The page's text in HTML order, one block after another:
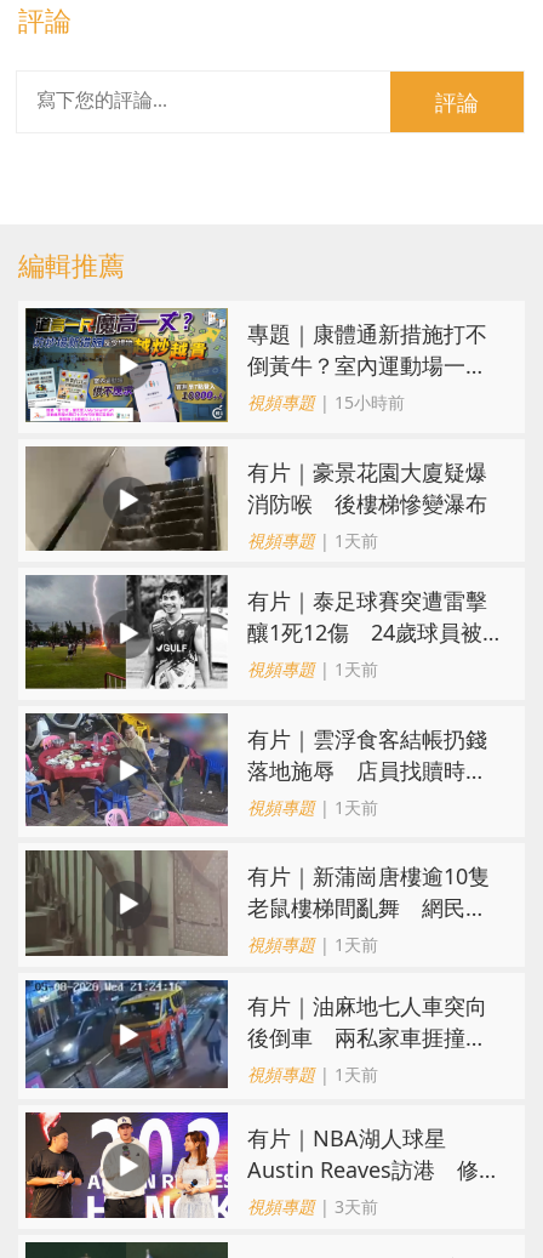
評論
評論
編輯推薦
專題｜康體通新措施打不
倒黃牛？室內運動場一場
難求越炒越貴
視頻專題| 15小時前
有片｜豪景花園大廈疑爆
消防喉 後樓梯慘變瀑布
視頻專題| 1天前
有片｜泰足球賽突遭雷擊
釀1死12傷 24歲球員被
閃電劈中亡
視頻專題| 1天前
​有片｜雲浮食客結帳扔錢
落地施辱 店員找贖時還
施彼身獲老闆肯定
視頻專題| 1天前
有片｜新蒲崗唐樓逾10隻
老鼠樓梯間亂舞 網民嚇
親：每次經過都要好大勇
視頻專題| 1天前
有片｜油麻地七人車突向
後倒車 兩私家車捱撞
司機不顧而去
視頻專題| 1天前
有片｜NBA湖人球星
Austin Reaves訪港 修
頓與青少年交流球技
視頻專題| 3天前